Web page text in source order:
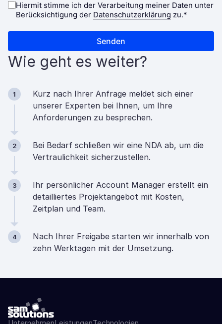
Wie geht es weiter?
1
Kurz nach Ihrer Anfrage meldet sich einer
unserer Experten bei Ihnen, um Ihre
Anforderungen zu besprechen.
2
Bei Bedarf schließen wir eine NDA ab, um die
Vertraulichkeit sicherzustellen.
3
Ihr persönlicher Account Manager erstellt ein
detailliertes Projektangebot mit Kosten,
Zeitplan und Team.
4
Nach Ihrer Freigabe starten wir innerhalb von
zehn Werktagen mit der Umsetzung.